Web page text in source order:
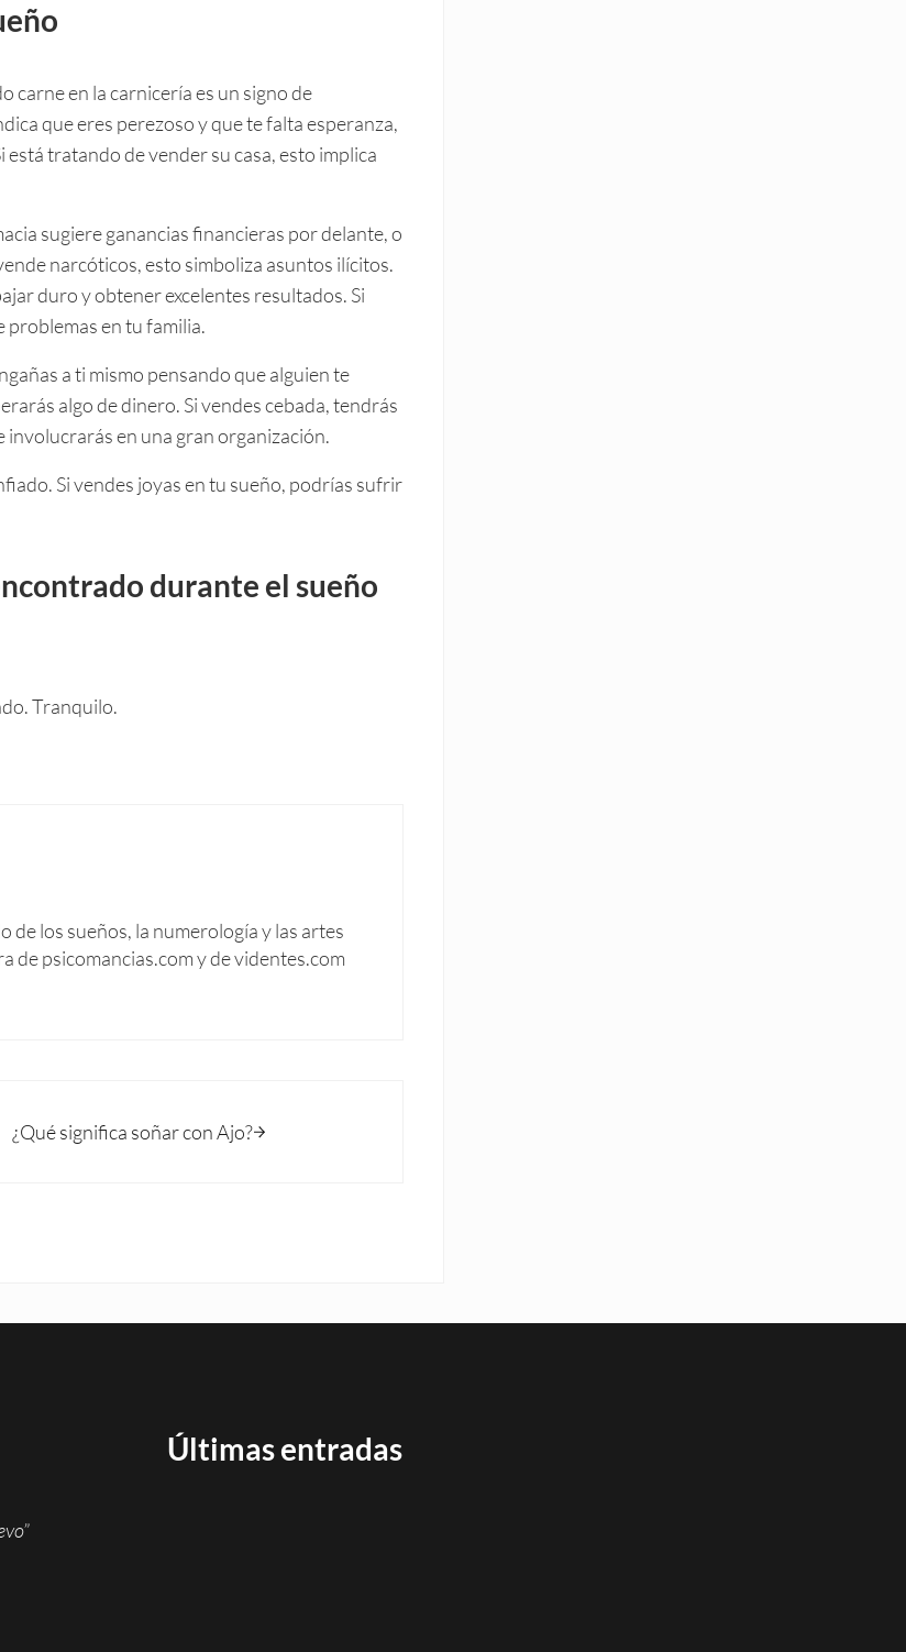
carne en la carnicería es un signo de
que eres perezoso y que te falta esperanza,
tratando de vender su casa, esto implica
sugiere ganancias financieras por delante, o
narcóticos, esto simboliza asuntos ilícitos.
duro y obtener excelentes resultados. Si
en tu familia.
a ti mismo pensando que alguien te
algo de dinero. Si vendes cebada, tendrás
involucrarás en una gran organización.
Si vendes joyas en tu sueño, podrías sufrir
durante el sueño
Tranquilo.
de los sueños, la numerología y las artes
de psicomancias.com y de videntes.com
¿Qué significa soñar con Ajo?
Últimas entradas